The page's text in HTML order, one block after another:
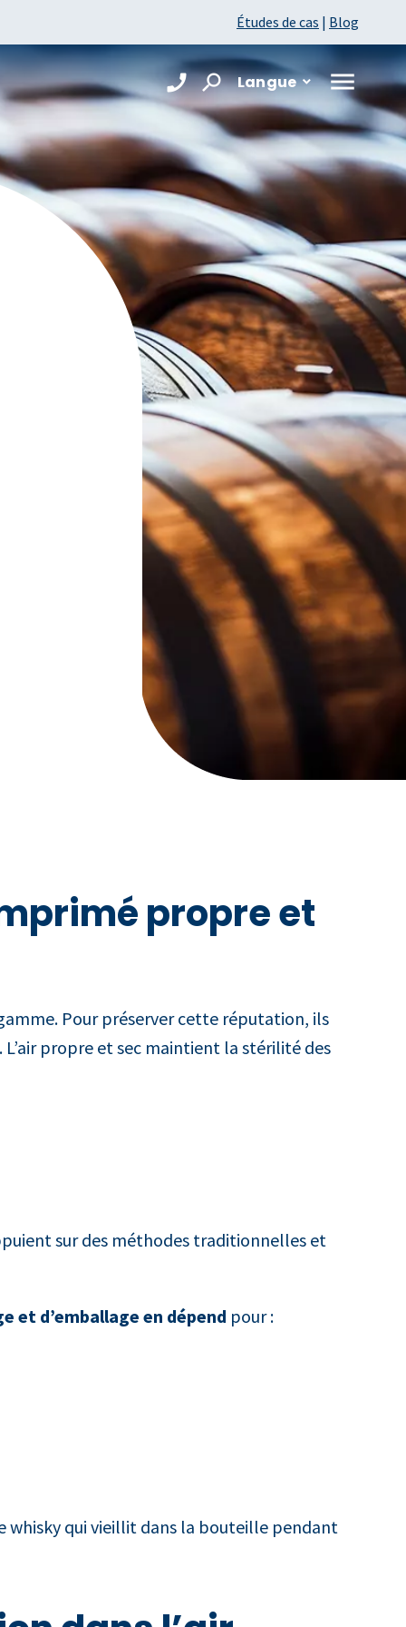
Études de cas | Blog
Langue
propre et
Pour préserver cette réputation, ils
propre et sec maintient la stérilité des
sur des méthodes traditionnelles et
et d’emballage en dépend pour :
whisky qui vieillit dans la bouteille pendant